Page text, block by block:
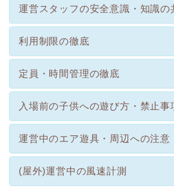
運営スタッフの安全意識・知識の
利用制限の徹底
定員・時間管理の徹底
入場前の子供への遊び方・禁止事
運営中のエア遊具・周辺への注意
(屋外)運営中の風速計測